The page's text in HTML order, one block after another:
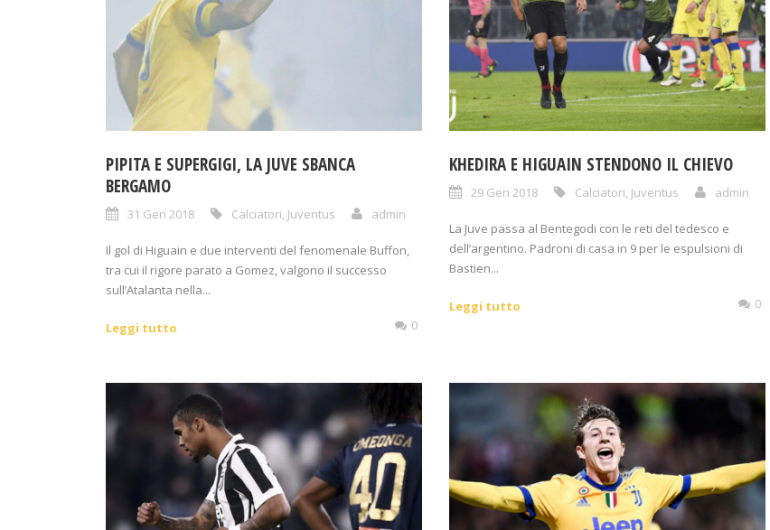
PIPITA E SUPERGIGI, LA JUVE SBANCA
BERGAMO
31 Gen 2018 Calciatori Juventus admin
Il gol di Higuain e due interventi del fenomenale Buffon,
tra cui il rigore parato a Gomez, valgono il successo
sull’Atalanta nella...
Leggi tutto 0
KHEDIRA E HIGUAIN STENDONO IL CHIEVO
29 Gen 2018 Calciatori Juventus admin
La Juve passa al Bentegodi con le reti del tedesco e
dell’argentino. Padroni di casa in 9 per le espulsioni di
Bastien...
Leggi tutto 0